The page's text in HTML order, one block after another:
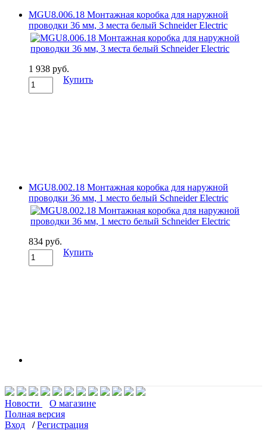
MGU8.006.18 Монтажная коробка для наружной
проводки 36 мм, 3 места белый Schneider Electric
1 938 руб.
Купить
MGU8.002.18 Монтажная коробка для наружной
проводки 36 мм, 1 место белый Schneider Electric
834 руб.
Купить
Новости
О магазине
Полная версия
Вход
/ Регистрация